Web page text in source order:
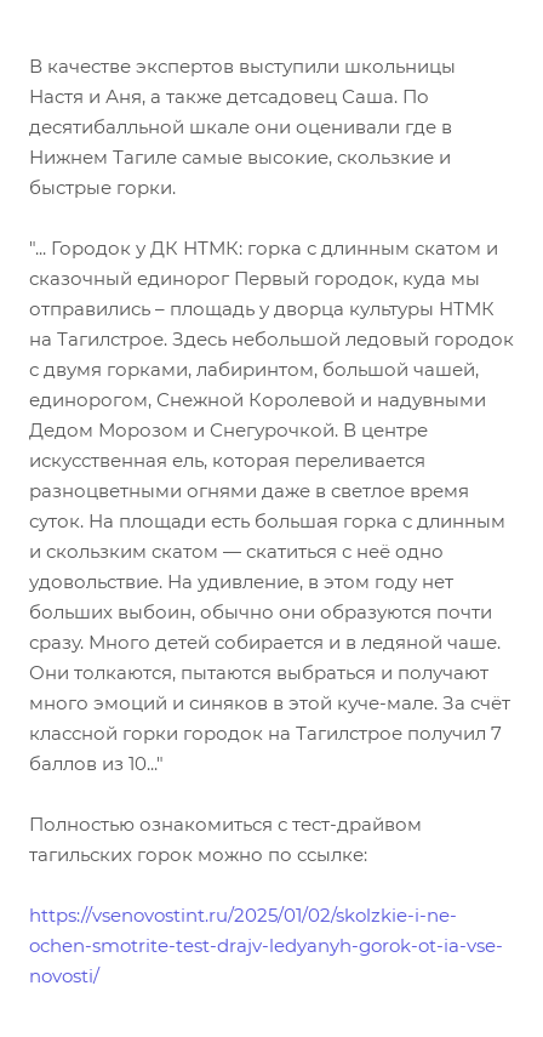
В качестве экспертов выступили школьницы
Настя и Аня, а также детсадовец Саша. По
десятибалльной шкале они оценивали где в
Нижнем Тагиле самые высокие, скользкие и
быстрые горки.
"... Городок у ДК НТМК: горка с длинным скатом и
сказочный единорог Первый городок, куда мы
отправились – площадь у дворца культуры НТМК
на Тагилстрое. Здесь небольшой ледовый городок
с двумя горками, лабиринтом, большой чашей,
единорогом, Снежной Королевой и надувными
Дедом Морозом и Снегурочкой. В центре
искусственная ель, которая переливается
разноцветными огнями даже в светлое время
суток. На площади есть большая горка с длинным
и скользким скатом — скатиться с неё одно
удовольствие. На удивление, в этом году нет
больших выбоин, обычно они образуются почти
сразу. Много детей собирается и в ледяной чаше.
Они толкаются, пытаются выбраться и получают
много эмоций и синяков в этой куче-мале. За счёт
классной горки городок на Тагилстрое получил 7
баллов из 10..."
Полностью ознакомиться с тест-драйвом
тагильских горок можно по ссылке:
https://vsenovostint.ru/2025/01/02/skolzkie-i-ne-
ochen-smotrite-test-drajv-ledyanyh-gorok-ot-ia-vse-
novosti/